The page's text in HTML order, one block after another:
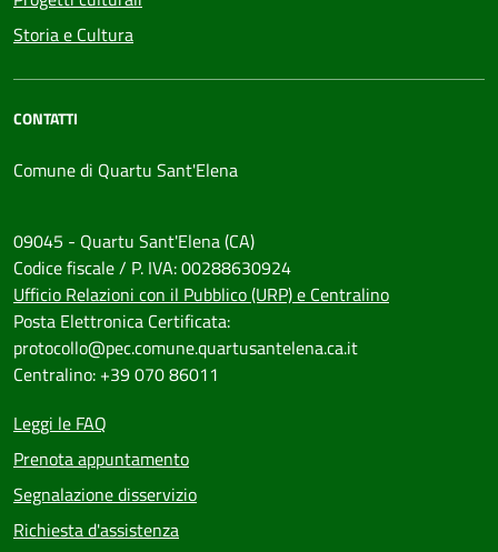
Storia e Cultura
CONTATTI
Comune di Quartu Sant'Elena
09045 - Quartu Sant'Elena (CA)
Codice fiscale / P. IVA: 00288630924
Ufficio Relazioni con il Pubblico (URP) e Centralino
Posta Elettronica Certificata:
protocollo@pec.comune.quartusantelena.ca.it
Centralino: +39 070 86011
Leggi le FAQ
Prenota appuntamento
Segnalazione disservizio
Richiesta d'assistenza